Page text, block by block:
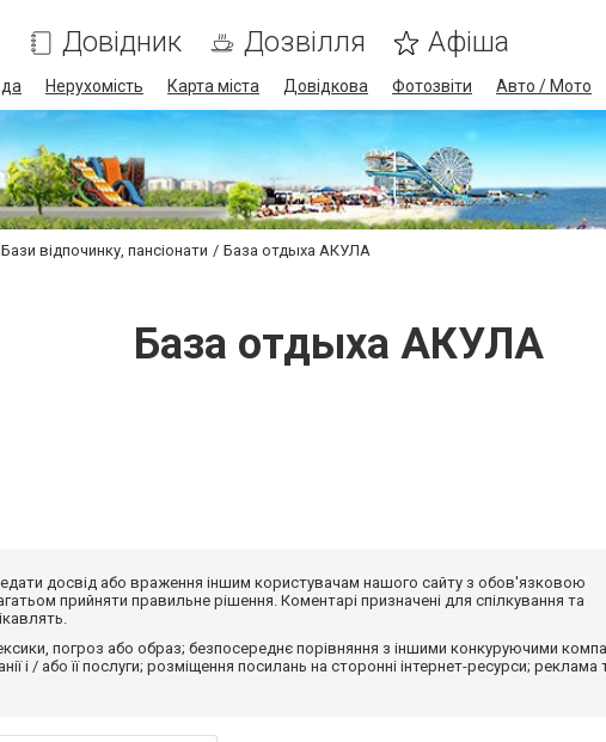
Довідник Дозвілля Афіша
Нерухомість Карта міста Довідкова Фотозвіти Авто / Мото
Бази відпочинку, пансіонати База отдыха АКУЛА
База отдыха АКУЛА
досвід або враження іншим користувачам нашого сайту з обов'язковою
прийняти правильне рішення. Коментарі призначені для спілкування та
погроз або образ; безпосереднє порівняння з іншими конкуруючими
і / або її послуги; розміщення посилань на сторонні інтернет-ресурси; реклама